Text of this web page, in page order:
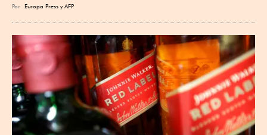
Por Europa Press yAFP